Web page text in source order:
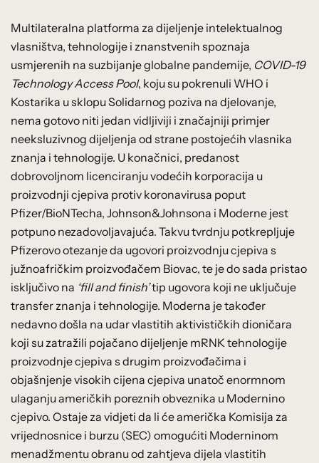
Multilateralna platforma za dijeljenje intelektualnog
vlasništva, tehnologije i znanstvenih spoznaja
usmjerenih na suzbijanje globalne pandemije, COVID-19
Technology Access Pool, koju su pokrenuli WHO i
Kostarika u sklopu Solidarnog poziva na djelovanje,
nema gotovo niti jedan vidljiviji i značajniji primjer
neeksluzivnog dijeljenja od strane postojećih vlasnika
znanja i tehnologije. U konačnici, predanost
dobrovoljnom licenciranju vodećih korporacija u
proizvodnji cjepiva protiv koronavirusa poput
Pfizer/BioNTecha, Johnson&Johnsona i Moderne jest
potpuno nezadovoljavajuća. Takvu tvrdnju potkrepljuje
Pfizerovo otezanje da ugovori proizvodnju cjepiva s
južnoafričkim proizvođačem Biovac, te je do sada pristao
isključivo na ‘fill and finish’tip ugovora koji ne uključuje
transfer znanja i tehnologije. Moderna je također
nedavno došla na udar vlastitih aktivističkih dioničara
koji su zatražili pojačano dijeljenje mRNK tehnologije
proizvodnje cjepiva s drugim proizvođačima i
objašnjenje visokih cijena cjepiva unatoč enormnom
ulaganju američkih poreznih obveznika u Modernino
cjepivo. Ostaje za vidjeti da li će američka Komisija za
vrijednosnice i burzu (SEC) omogućiti Moderninom
menadžmentu obranu od zahtjeva dijela vlastitih